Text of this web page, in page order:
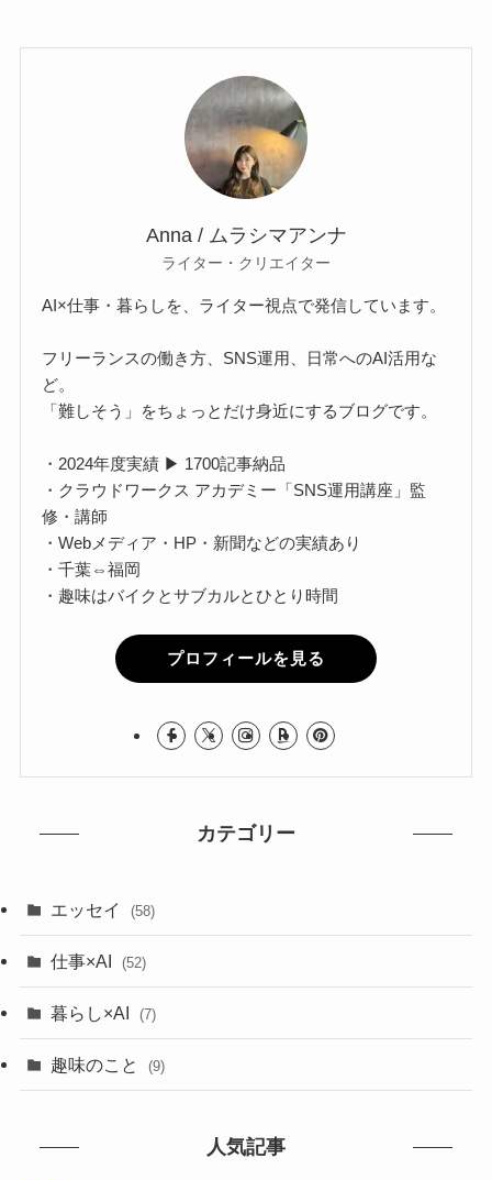
Anna / ムラシマアンナ
ライター・クリエイター
AI×仕事・暮らしを、ライター視点で発信しています。
フリーランスの働き方、SNS運用、日常へのAI活用な
ど。
「難しそう」をちょっとだけ身近にするブログです。
・2024年度実績 ▶ 1700記事納品
・クラウドワークス アカデミー「SNS運用講座」監
修・講師
・Webメディア・HP・新聞などの実績あり
・千葉⇔福岡
・趣味はバイクとサブカルとひとり時間
プロフィールを見る
カテゴリー
エッセイ (58)
仕事×AI (52)
暮らし×AI (7)
趣味のこと (9)
人気記事